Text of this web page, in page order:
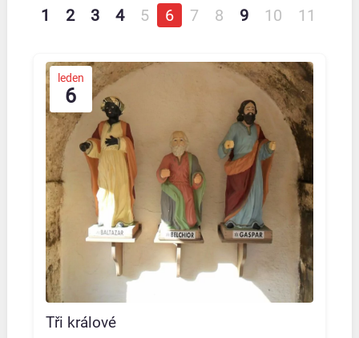
1 2 3 4 5 6 7 8 9 10 11
leden
6
Tři králové